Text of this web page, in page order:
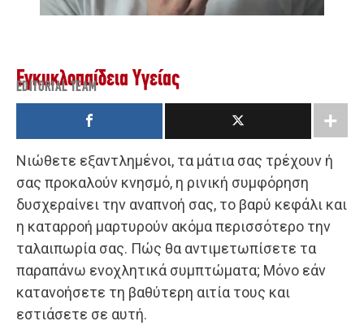
Εγκυκλοπαίδεια Υγείας
EDITORIAL TEAM
Νιώθετε εξαντλημένοι, τα μάτια σας τρέχουν ή
σας προκαλούν κνησμό, η ρινική συμφόρηση
δυσχεραίνει την αναπνοή σας, το βαρύ κεφάλι και
η καταρροή μαρτυρούν ακόμα περισσότερο την
ταλαιπωρία σας. Πώς θα αντιμετωπίσετε τα
παραπάνω ενοχλητικά συμπτώματα; Μόνο εάν
κατανοήσετε τη βαθύτερη αιτία τους και
εστιάσετε σε αυτή.